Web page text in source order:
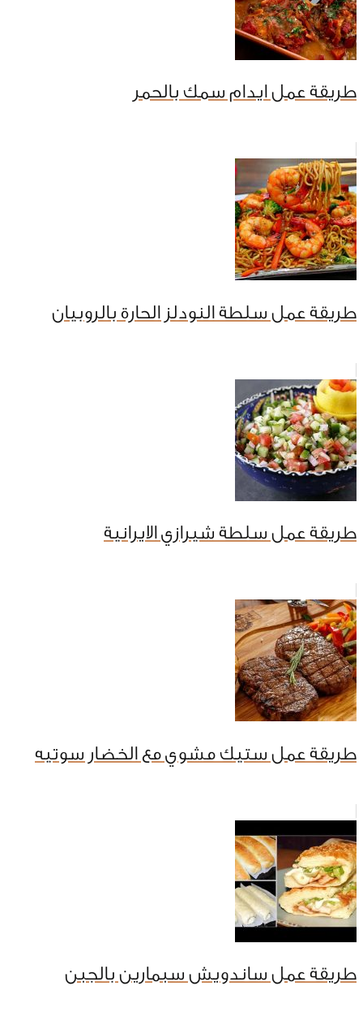
طريقة عمل ايدام سمك بالحمر
طريقة عمل سلطة النودلز الحارة بالروبيان
طريقة عمل سلطة شيرازي الايرانية
طريقة عمل ستيك مشوي مع الخضار سوتيه
طريقة عمل ساندويش سبمارين بالجبن